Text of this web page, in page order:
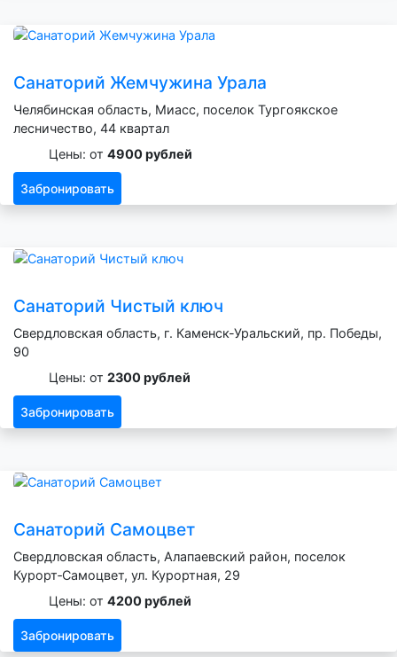
Санаторий Жемчужина Урала
Челябинская область, Миасс, поселок Тургоякское
лесничество, 44 квартал
Цены: от 4900 рублей
Забронировать
Санаторий Чистый ключ
Свердловская область, г. Каменск-Уральский, пр. Победы,
90
Цены: от 2300 рублей
Забронировать
Санаторий Самоцвет
Свердловская область, Алапаевский район, поселок
Курорт‑Самоцвет, ул. Курортная, 29
Цены: от 4200 рублей
Забронировать